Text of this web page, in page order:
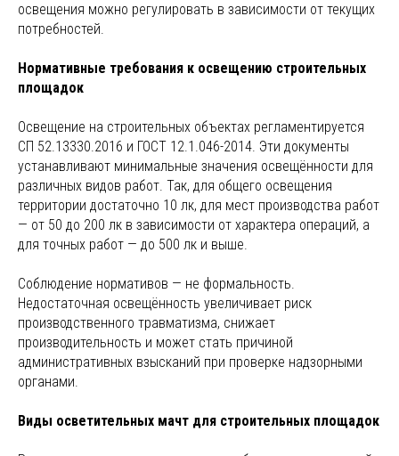
освещения можно регулировать в зависимости от текущих
потребностей.
Нормативные требования к освещению строительных
площадок
Освещение на строительных объектах регламентируется
СП 52.13330.2016 и ГОСТ 12.1.046-2014. Эти документы
устанавливают минимальные значения освещённости для
различных видов работ. Так, для общего освещения
территории достаточно 10 лк, для мест производства работ
— от 50 до 200 лк в зависимости от характера операций, а
для точных работ — до 500 лк и выше.
Соблюдение нормативов — не формальность.
Недостаточная освещённость увеличивает риск
производственного травматизма, снижает
производительность и может стать причиной
административных взысканий при проверке надзорными
органами.
Виды осветительных мачт для строительных площадок